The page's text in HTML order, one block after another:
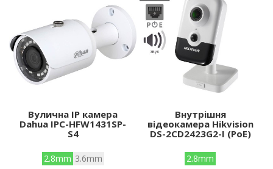
Вулична IP камера
Dahua IPC-HFW1431SP-
S4
2.8mm 3.6mm
Внутрішня
відеокамера Hikvision
DS-2CD2423G2-I (PoE)
2.8mm